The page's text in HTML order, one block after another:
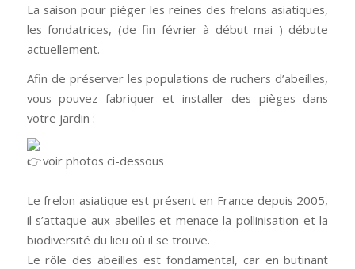
La saison pour piéger les reines des frelons asiatiques,
les fondatrices, (de fin février à début mai ) débute
actuellement.
Afin de préserver les populations de ruchers d’abeilles,
vous pouvez fabriquer et installer des pièges dans
votre jardin :
voir photos ci-dessous
Le frelon asiatique est présent en France depuis 2005,
il s’attaque aux abeilles et menace la pollinisation et la
biodiversité du lieu où il se trouve.
Le rôle des abeilles est fondamental, car en butinant